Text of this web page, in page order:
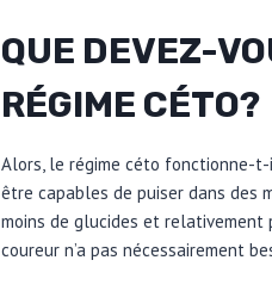
QUE DEVEZ-
RÉGIME CÉTO?
Alors, le régime céto fonctionne-t-
être capables de puiser dans des
moins de glucides et relativement
coureur n’a pas nécessairement